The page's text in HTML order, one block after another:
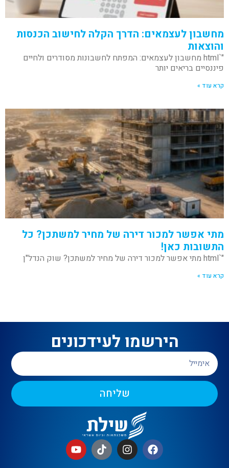
מחשבון לעצמאים: הדרך הקלה לחישוב הכנסות
והוצאות
"`html מחשבון לעצמאים: המפתח לחשבונות מסודרים ולחיים
פיננסיים בריאים יותר
קרא עוד »
מתי אפשר למכור דירה של מחיר למשתכן? כל
התשובות כאן!
"`html מתי אפשר למכור דירה של מחיר למשתכן? שוק הנדל"ן
קרא עוד »
הירשמו לעידכונים
שליחה